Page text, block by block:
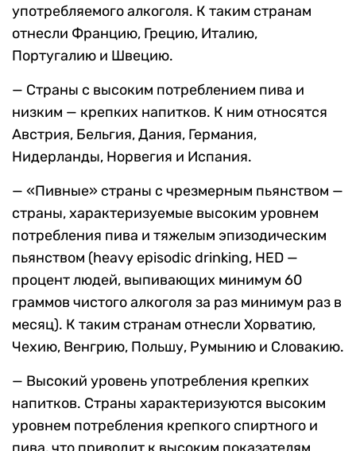
употребляемого алкоголя. К таким странам
отнесли Францию, Грецию, Италию,
Португалию и Швецию.
— Страны с высоким потреблением пива и
низким — крепких напитков. К ним относятся
Австрия, Бельгия, Дания, Германия,
Нидерланды, Норвегия и Испания.
— «Пивные» страны с чрезмерным пьянством —
страны, характеризуемые высоким уровнем
потребления пива и тяжелым эпизодическим
пьянством (heavy episodic drinking, HED —
процент людей, выпивающих минимум 60
граммов чистого алкоголя за раз минимум раз в
месяц). К таким странам отнесли Хорватию,
Чехию, Венгрию, Польшу, Румынию и Словакию.
— Высокий уровень употребления крепких
напитков. Страны характеризуются высоким
уровнем потребления крепкого спиртного и